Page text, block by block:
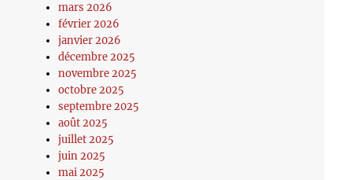
mars 2026
février 2026
janvier 2026
décembre 2025
novembre 2025
octobre 2025
septembre 2025
août 2025
juillet 2025
juin 2025
mai 2025